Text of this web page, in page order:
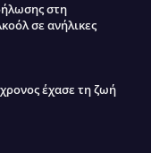
στη
σε ανήλικες
έχασε τη ζωή